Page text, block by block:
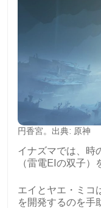
円香宮。出典: 原神
イナズマでは、時
（雷電EIの双子）
エイとヤエ・ミコ
を開発するのを手